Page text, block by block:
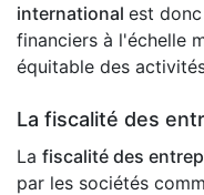
international est
financiers à l'échelle
équitable des
La fiscalité des
La fiscalité des
par les sociétés